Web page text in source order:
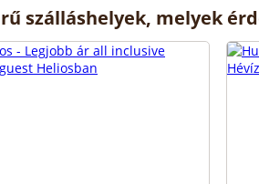
szálláshelyek, melyek